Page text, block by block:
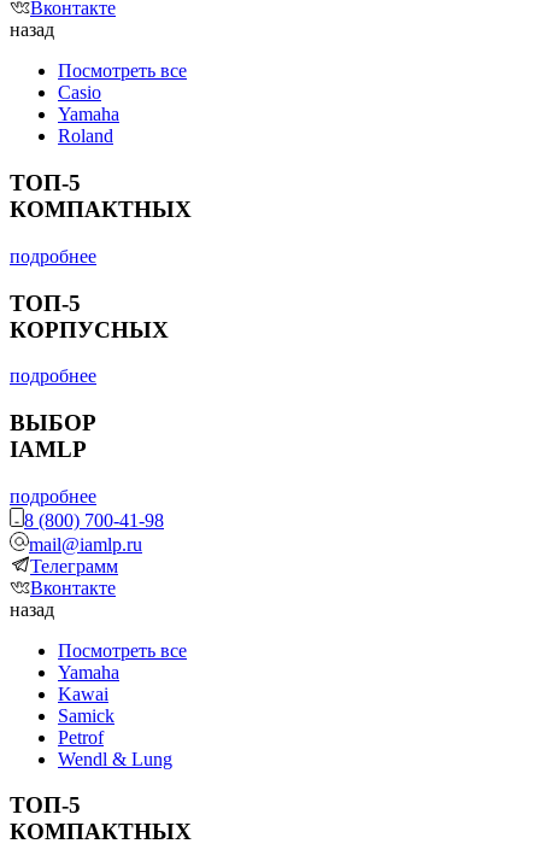
Вконтакте
назад
Посмотреть все
Casio
Yamaha
Roland
ТОП-5
КОМПАКТНЫХ
подробнее
ТОП-5
КОРПУСНЫХ
подробнее
ВЫБОР
IAMLP
подробнее
8 (800) 700-41-98
mail@iamlp.ru
Телеграмм
Вконтакте
назад
Посмотреть все
Yamaha
Kawai
Samick
Petrof
Wendl & Lung
ТОП-5
КОМПАКТНЫХ